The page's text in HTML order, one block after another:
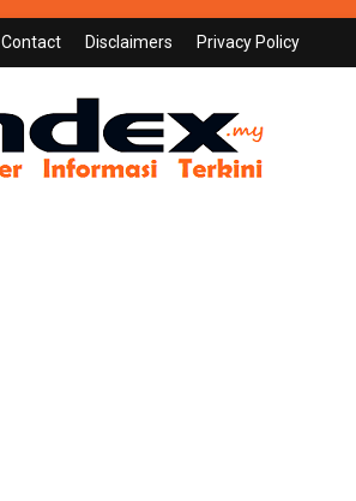
Contact Disclaimers Privacy Policy